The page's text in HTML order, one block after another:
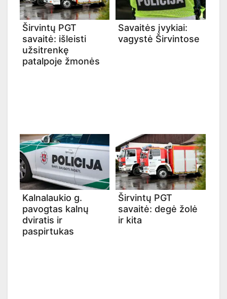
Širvintų PGT
savaitė: išleisti
užsitrenkę
patalpoje žmonės
Savaitės įvykiai:
vagystė Širvintose
Kalnalaukio g.
pavogtas kalnų
dviratis ir
paspirtukas
Širvintų PGT
savaitė: degė žolė
ir kita